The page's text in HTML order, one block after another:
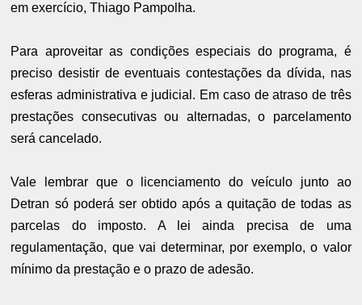
em exercício, Thiago Pampolha.
Para aproveitar as condições especiais do programa, é
preciso desistir de eventuais contestações da dívida, nas
esferas administrativa e judicial. Em caso de atraso de três
prestações consecutivas ou alternadas, o parcelamento
será cancelado.
Vale lembrar que o licenciamento do veículo junto ao
Detran só poderá ser obtido após a quitação de todas as
parcelas do imposto. A lei ainda precisa de uma
regulamentação, que vai determinar, por exemplo, o valor
mínimo da prestação e o prazo de adesão.